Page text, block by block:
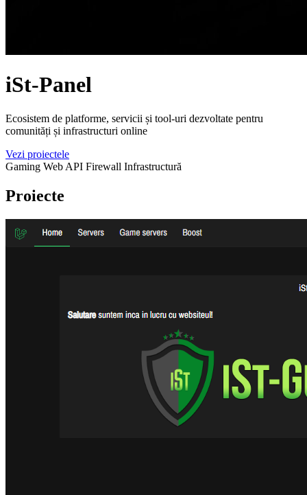
iSt-Panel
Ecosistem de platforme, servicii și tool-uri dezvoltate pentru
comunități și infrastructuri online
Vezi proiectele
Gaming Web API Firewall Infrastructură
Proiecte